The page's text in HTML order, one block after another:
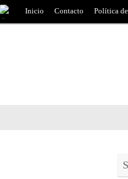
Inicio Contacto Política